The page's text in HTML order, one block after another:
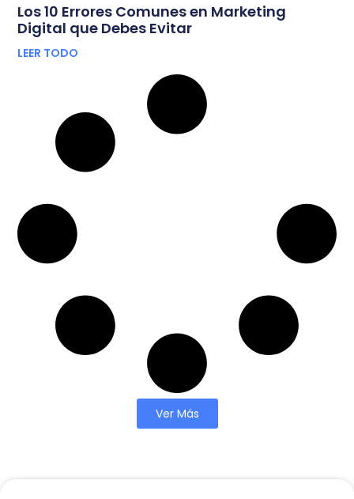
Los 10 Errores Comunes en Marketing
Digital que Debes Evitar
LEER TODO
Ver Más